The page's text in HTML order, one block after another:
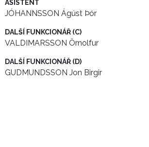
ASISTENT
JÓHANNSSON Ágúst Þór
DALŠÍ FUNKCIONÁŘ (C)
VALDIMARSSON Örnolfur
DALŠÍ FUNKCIONÁŘ (D)
GUDMUNDSSON Jon Birgir